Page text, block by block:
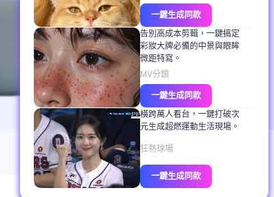
表情
一鍵生成同款
告別高成本剪輯，一鍵搞定
彩妝大牌必備的中景與眼眸
微距特寫。
MV分鏡
一鍵生成同款
橫跨萬人看台，一鍵打破次
元生成超燃運動生活現場。
狂熱球場
一鍵生成同款